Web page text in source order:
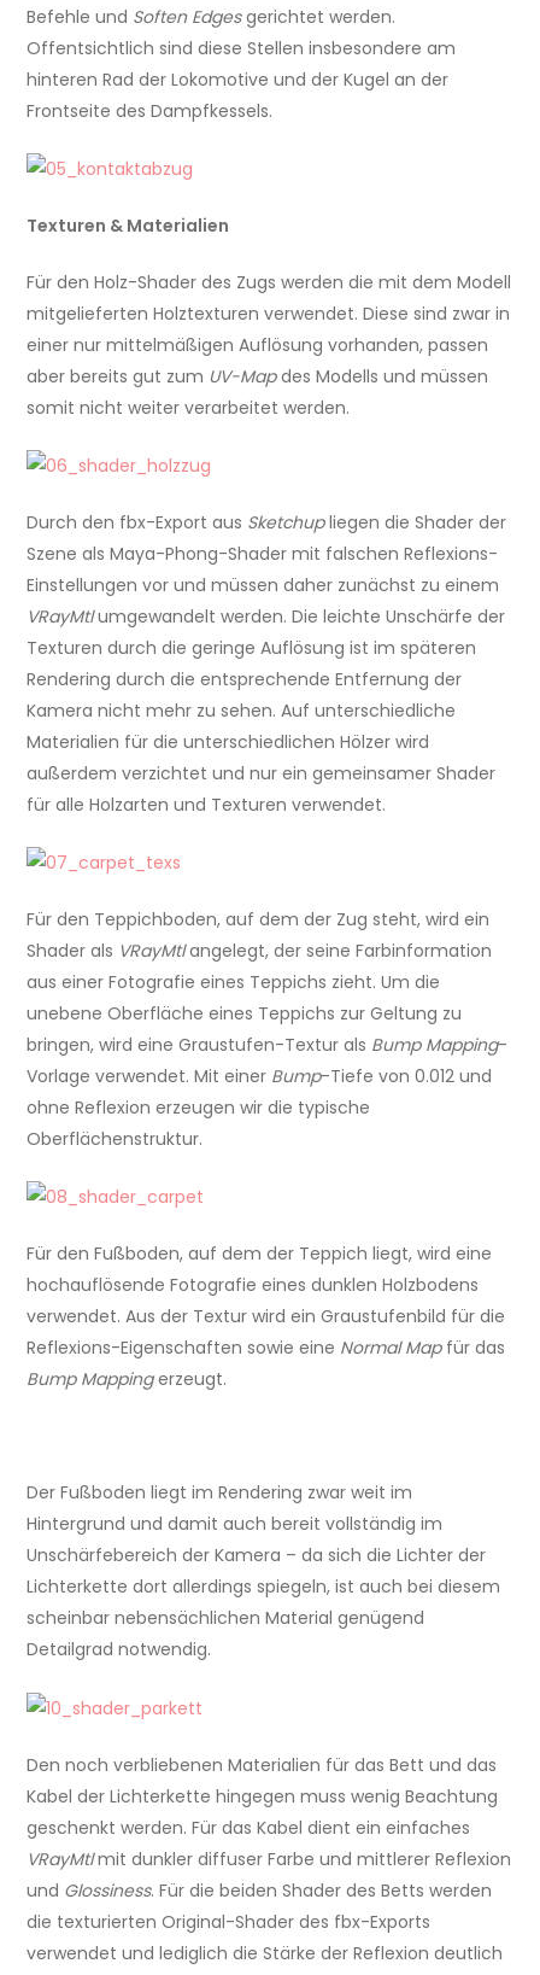
Befehle und Soften Edgesgerichtet werden.
Offentsichtlich sind diese Stellen insbesondere am
hinteren Rad der Lokomotive und der Kugel an der
Frontseite des Dampfkessels.
Texturen & Materialien
Für den Holz-Shader des Zugs werden die mit dem Modell
mitgelieferten Holztexturen verwendet. Diese sind zwar in
einer nur mittelmäßigen Auflösung vorhanden, passen
aber bereits gut zum UV-Mapdes Modells und müssen
somit nicht weiter verarbeitet werden.
Durch den fbx-Export aus Sketchupliegen die Shader der
Szene als Maya-Phong-Shader mit falschen Reflexions-
Einstellungen vor und müssen daher zunächst zu einem
VRayMtlumgewandelt werden. Die leichte Unschärfe der
Texturen durch die geringe Auflösung ist im späteren
Rendering durch die entsprechende Entfernung der
Kamera nicht mehr zu sehen. Auf unterschiedliche
Materialien für die unterschiedlichen Hölzer wird
außerdem verzichtet und nur ein gemeinsamer Shader
für alle Holzarten und Texturen verwendet.
Für den Teppichboden, auf dem der Zug steht, wird ein
Shader als VRayMtlangelegt, der seine Farbinformation
aus einer Fotografie eines Teppichs zieht. Um die
unebene Oberfläche eines Teppichs zur Geltung zu
bringen, wird eine Graustufen-Textur als Bump Mapping-
Vorlage verwendet. Mit einer Bump-Tiefe von 0.012 und
ohne Reflexion erzeugen wir die typische
Oberflächenstruktur.
Für den Fußboden, auf dem der Teppich liegt, wird eine
hochauflösende Fotografie eines dunklen Holzbodens
verwendet. Aus der Textur wird ein Graustufenbild für die
Reflexions-Eigenschaften sowie eine Normal Mapfür das
Bump Mappingerzeugt.
Der Fußboden liegt im Rendering zwar weit im
Hintergrund und damit auch bereit vollständig im
Unschärfebereich der Kamera – da sich die Lichter der
Lichterkette dort allerdings spiegeln, ist auch bei diesem
scheinbar nebensächlichen Material genügend
Detailgrad notwendig.
Den noch verbliebenen Materialien für das Bett und das
Kabel der Lichterkette hingegen muss wenig Beachtung
geschenkt werden. Für das Kabel dient ein einfaches
VRayMtlmit dunkler diffuser Farbe und mittlerer Reflexion
und Glossiness. Für die beiden Shader des Betts werden
die texturierten Original-Shader des fbx-Exports
verwendet und lediglich die Stärke der Reflexion deutlich